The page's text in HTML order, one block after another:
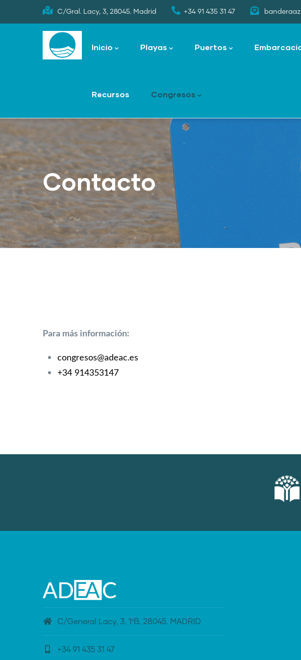
to
C/Gral. Lacy, 3, 28045. Madrid +34 91 435 31 47
navigation
Inicio Playas Puertos
Recursos Congresos
Contacto
Para más información:
congresos@adeac.es
+34 914353147
C/General Lacy, 3. 1ºB. 28045. MADRID
+34 91 435 31 47